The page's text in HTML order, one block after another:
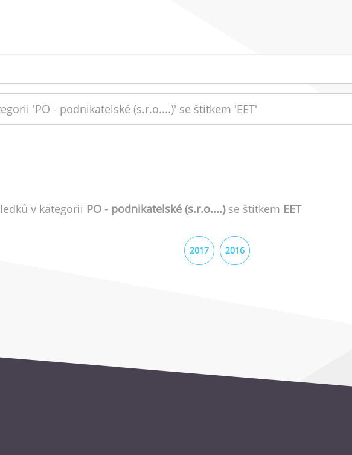
v kategorii PO - podnikatelské (s.r.o....)se štítkem EET
2017 2016